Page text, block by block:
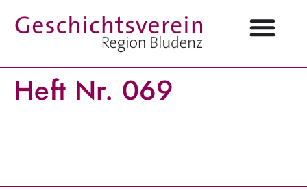
Heft Nr. 069